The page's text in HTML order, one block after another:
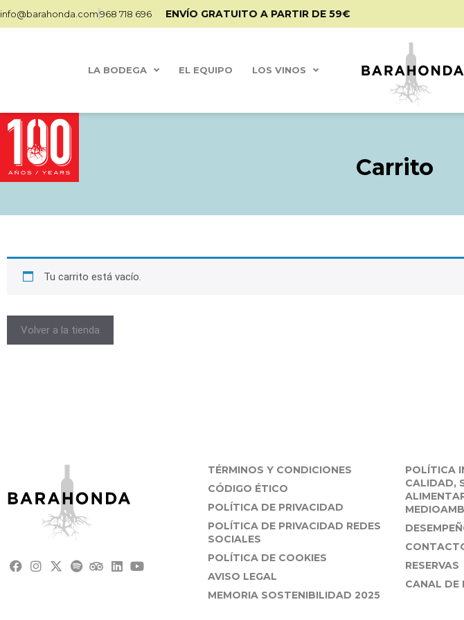
info@barahonda.com968 718 696 ENVÍO GRATUITO A PARTIR DE 59€
LA BODEGA EL EQUIPO LOS VINOS
Carrito
Tu carrito está vacío.
Volver a la tienda
TÉRMINOS Y CONDICIONES
CÓDIGO ÉTICO
POLÍTICA DE PRIVACIDAD
POLÍTICA DE PRIVACIDAD REDES
SOCIALES
POLÍTICA DE COOKIES
AVISO LEGAL
MEMORIA SOSTENIBILIDAD 2025
POLÍTICA
CALIDAD,
RESERVAS
CANAL DE